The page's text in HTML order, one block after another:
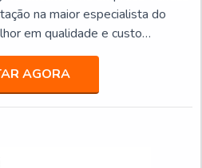
na maior especialista do
em qualidade e custo
é purificador de água preço
da Veneza Filtros o cliente
com assessoria técnica
SOBRE PURIFICADOR
AGORA